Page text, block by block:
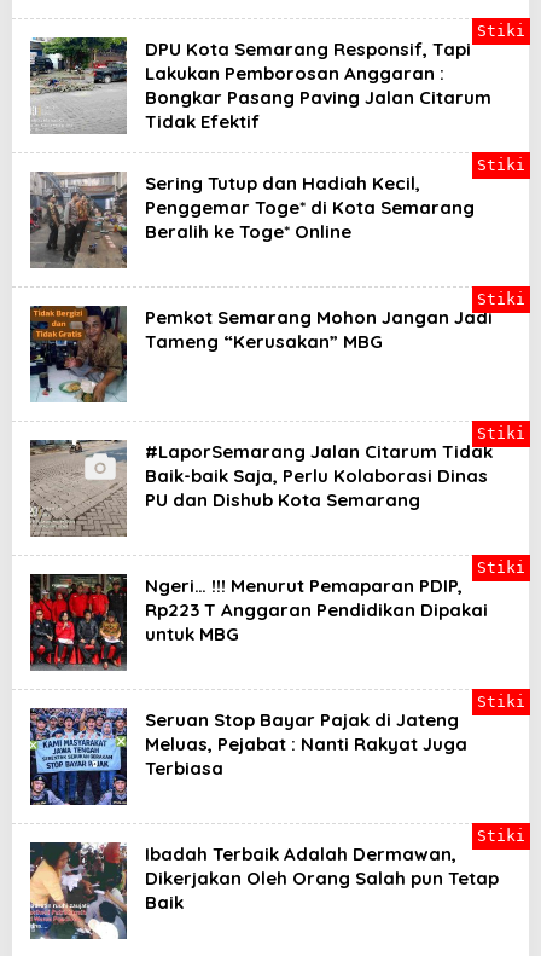
DPU Kota Semarang Responsif, Tapi
Lakukan Pemborosan Anggaran :
Bongkar Pasang Paving Jalan Citarum
Tidak Efektif
Stiki
Sering Tutup dan Hadiah Kecil,
Penggemar Toge* di Kota Semarang
Beralih ke Toge* Online
Stiki
Pemkot Semarang Mohon Jangan Jadi
Tameng “Kerusakan” MBG
Stiki
#LaporSemarang Jalan Citarum Tidak
Baik-baik Saja, Perlu Kolaborasi Dinas
PU dan Dishub Kota Semarang
Stiki
Ngeri… !!! Menurut Pemaparan PDIP,
Rp223 T Anggaran Pendidikan Dipakai
untuk MBG
Stiki
Seruan Stop Bayar Pajak di Jateng
Meluas, Pejabat : Nanti Rakyat Juga
Terbiasa
Stiki
Ibadah Terbaik Adalah Dermawan,
Dikerjakan Oleh Orang Salah pun Tetap
Baik
Stiki